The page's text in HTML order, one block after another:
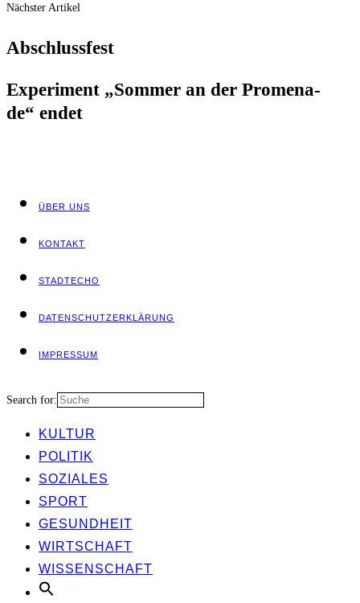
Nächster Artikel
Abschluss­fest
Expe­ri­ment „Som­mer an der Pro­me­na­
de“ endet
ÜBER UNS
KON­TAKT
STADT­ECHO
DATEN­SCHUTZ­ER­KLÄ­RUNG
IMPRES­SUM
Search for:
KUL­TUR
POLI­TIK
SOZIA­LES
SPORT
GESUND­HEIT
WIRT­SCHAFT
WIS­SEN­SCHAFT